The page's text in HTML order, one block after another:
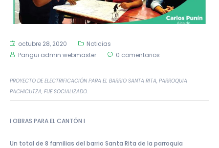
octubre 28, 2020
Noticias
Pangui admin webmaster
0 comentarios
PROYECTO DE ELECTRIFICACIÓN PARA EL BARRIO SANTA RITA, PARROQUIA
PACHICUTZA, FUE SOCIALIZADO.
I OBRAS PARA EL CANTÓN I
Un total de 8 familias del barrio Santa Rita de la parroquia